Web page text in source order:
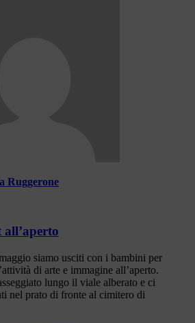
Ruggerone
siamo usciti con i bambini per
di arte e immagine all’aperto.
lungo il viale alberato e ci
nel prato di fronte al cimitero di